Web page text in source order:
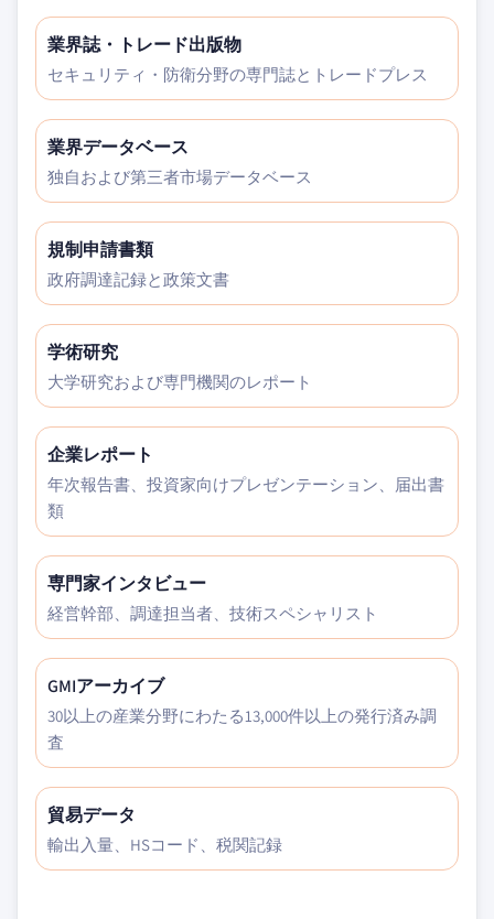
業界誌・トレード出版物
セキュリティ・防衛分野の専門誌とトレードプレス
業界データベース
独自および第三者市場データベース
規制申請書類
政府調達記録と政策文書
学術研究
大学研究および専門機関のレポート
企業レポート
年次報告書、投資家向けプレゼンテーション、届出書
類
専門家インタビュー
経営幹部、調達担当者、技術スペシャリスト
GMIアーカイブ
30以上の産業分野にわたる13,000件以上の発行済み調
査
貿易データ
輸出入量、HSコード、税関記録